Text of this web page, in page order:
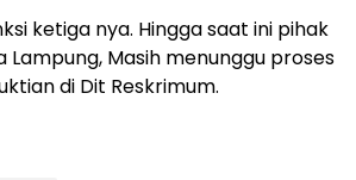
ketiga nya. Hingga saat ini pihak
Lampung, Masih menunggu proses
di Dit Reskrimum.